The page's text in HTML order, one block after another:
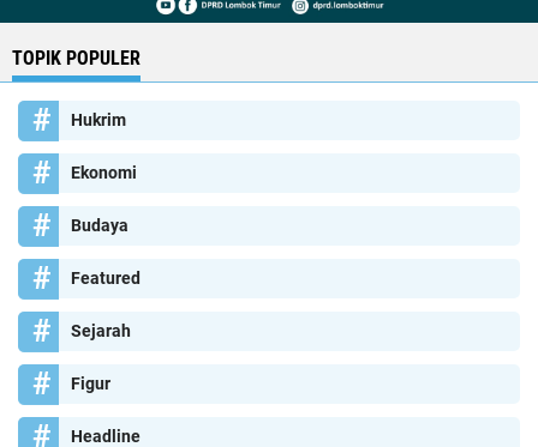
TOPIK POPULER
Hukrim
Ekonomi
Budaya
Featured
Sejarah
Figur
Headline